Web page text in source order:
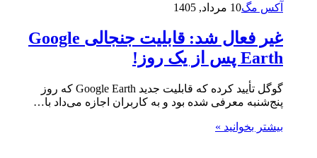
آکس مگ10 مرداد, 1405
غیر فعال شد: قابلیت جنجالی Google
Earth پس از یک روز!
گوگل تأیید کرده که قابلیت جدید Google Earth که روز
پنج‌شنبه معرفی شده بود و به کاربران اجازه می‌داد با…
بیشتر بخوانید »